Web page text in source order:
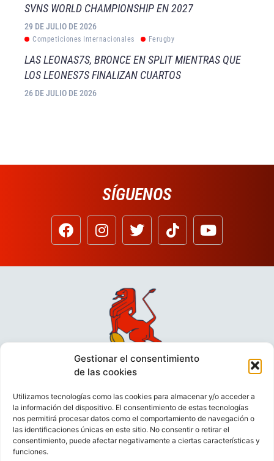
Gestionar el consentimiento
de las cookies
Utilizamos tecnologías como las cookies para almacenar y/o acceder a
la información del dispositivo. El consentimiento de estas tecnologías
nos permitirá procesar datos como el comportamiento de navegación o
las identificaciones únicas en este sitio. No consentir o retirar el
consentimiento, puede afectar negativamente a ciertas características y
funciones.
SVNS WORLD CHAMPIONSHIP EN 2027
29 DE JULIO DE 2026
Competiciones Internacionales Ferugby
LAS LEONAS7S, BRONCE EN SPLIT MIENTRAS QUE
LOS LEONES7S FINALIZAN CUARTOS
26 DE JULIO DE 2026
SÍGUENOS